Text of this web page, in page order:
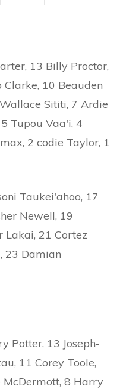
13 Billy Proctor,
Clarke, 10 Beauden
Sititi, 7 Ardie
Tupou Vaa'i, 4
2 codie Taylor, 1
Taukei'ahoo, 17
Newell, 19
Lakai, 21 Cortez
23 Damian
Potter, 13 Joseph-
11 Corey Toole,
McDermott, 8 Harry